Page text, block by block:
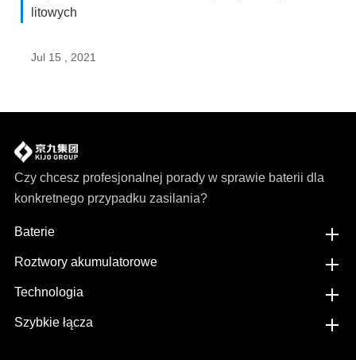
litowych
Jul 15 , 2021
Czy chcesz profesjonalnej porady w sprawie baterii dla
konkretnego przypadku zasilania?
Baterie
Roztwory akumulatorowe
Technologia
Szybkie łącza